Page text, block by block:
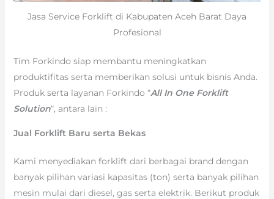
Jasa Service Forklift di Kabupaten Aceh Barat Daya
Profesional
Tim Forkindo siap membantu meningkatkan
produktifitas serta memberikan solusi untuk bisnis Anda.
Produk serta layanan Forkindo “All In One Forklift
Solution“, antara lain :
Jual Forklift Baru serta Bekas
Kami menyediakan forklift dari berbagai brand dengan
banyak pilihan variasi kapasitas (ton) serta banyak pilihan
mesin mulai dari diesel, gas serta elektrik. Berikut produk